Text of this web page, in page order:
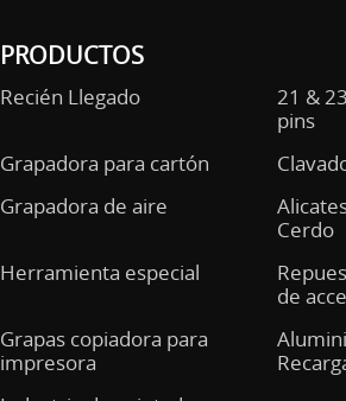
PRODUCTOS
Recién Llegado
21 &
pins
Grapadora para cartón
Grapadora de aire
Cerdo
Herramienta especial
de
Grapas copiadora para
impresora